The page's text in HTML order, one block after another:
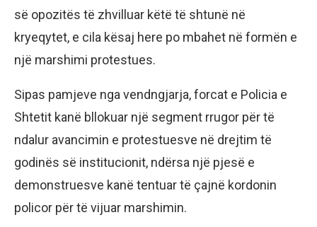
së opozitës të zhvilluar këtë të shtunë në
kryeqytet, e cila kësaj here po mbahet në formën e
një marshimi protestues.
Sipas pamjeve nga vendngjarja, forcat e Policia e
Shtetit kanë bllokuar një segment rrugor për të
ndalur avancimin e protestuesve në drejtim të
godinës së institucionit, ndërsa një pjesë e
demonstruesve kanë tentuar të çajnë kordonin
policor për të vijuar marshimin.